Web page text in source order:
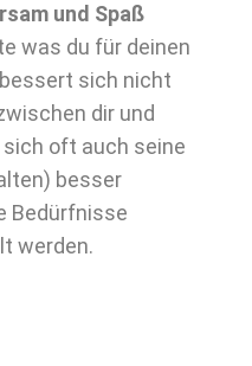
und Spaß
was du für deinen
sich nicht
dir und
oft auch seine
besser
Bedürfnisse
werden.